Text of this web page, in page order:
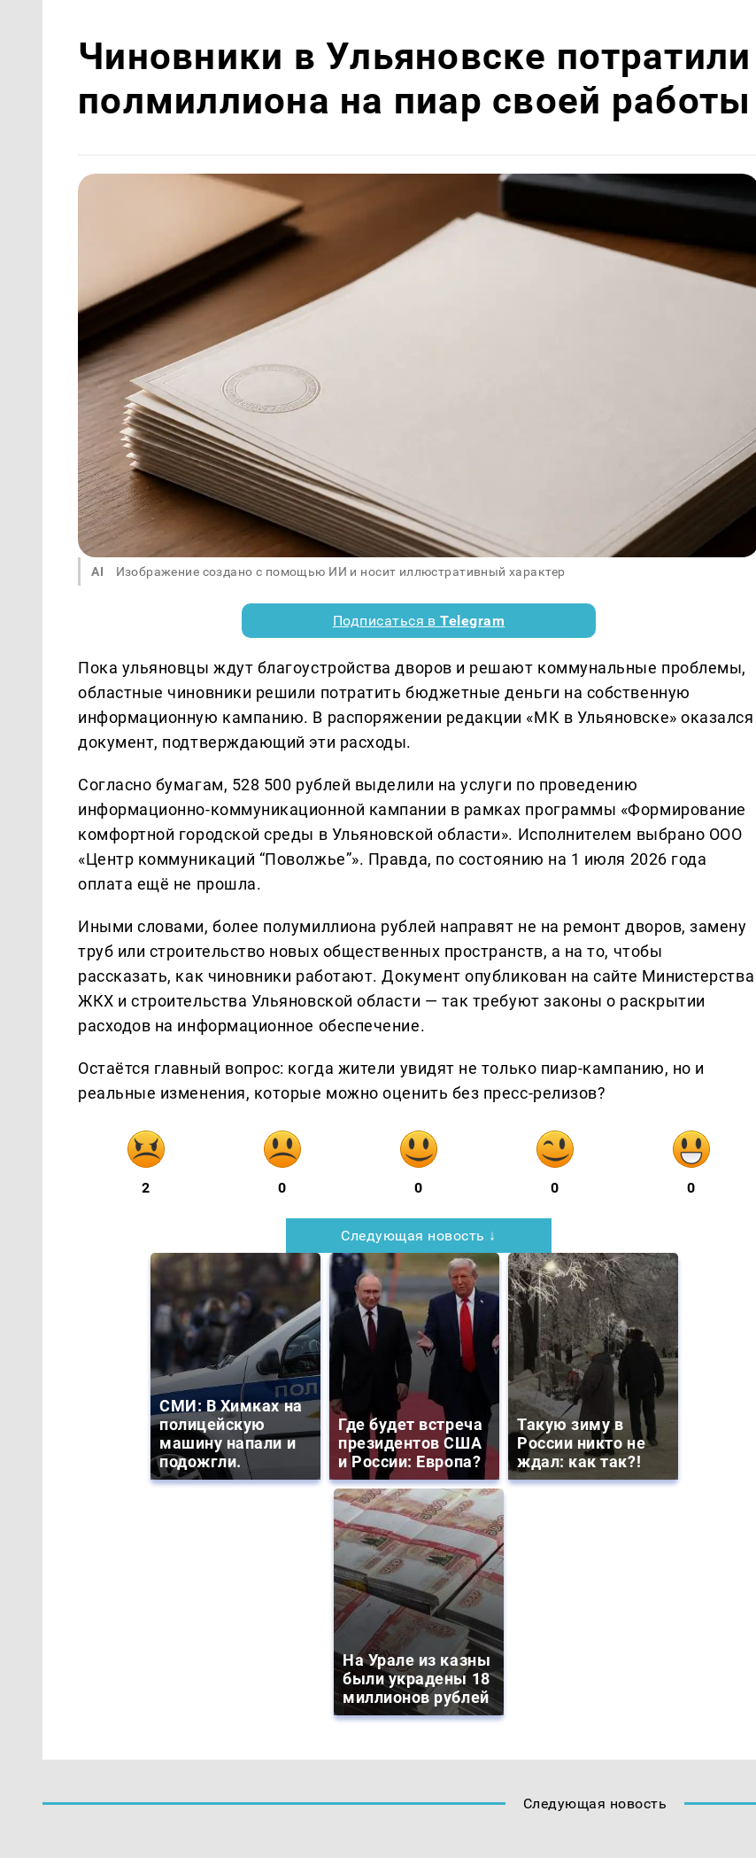
Чиновники в Ульяновске потратили
полмиллиона на пиар своей работы
AI Изображение создано с помощью ИИ и носит иллюстративный характер
Подписаться вTelegram
Пока ульяновцы ждут благоустройства дворов и решают коммунальные проблемы,
областные чиновники решили потратить бюджетные деньги на собственную
информационную кампанию. В распоряжении редакции «МК в Ульяновске» оказался
документ, подтверждающий эти расходы.
Согласно бумагам, 528 500 рублей выделили на услуги по проведению
информационно-коммуникационной кампании в рамках программы «Формирование
комфортной городской среды в Ульяновской области». Исполнителем выбрано ООО
«Центр коммуникаций “Поволжье”». Правда, по состоянию на 1 июля 2026 года
оплата ещё не прошла.
Иными словами, более полумиллиона рублей направят не на ремонт дворов, замену
труб или строительство новых общественных пространств, а на то, чтобы
рассказать, как чиновники работают. Документ опубликован на сайте Министерства
ЖКХ и строительства Ульяновской области — так требуют законы о раскрытии
расходов на информационное обеспечение.
Остаётся главный вопрос: когда жители увидят не только пиар-кампанию, но и
реальные изменения, которые можно оценить без пресс-релизов?
2 0 0 0 0
Следующая новость ↓
СМИ: В Химках на
полицейскую
машину напали и
подожгли.
Где будет встреча
президентов США
и России: Европа?
Такую зиму в
России никто не
ждал: как так?!
На Урале из казны
были украдены 18
миллионов рублей
Следующая новость